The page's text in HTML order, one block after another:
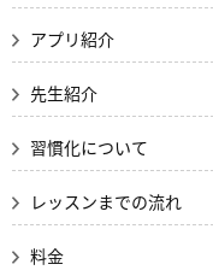
アプリ紹介
先生紹介
習慣化について
レッスンまでの流れ
料金